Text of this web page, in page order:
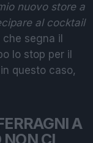
nuovo store a
al cocktail
che segna il
lo stop per il
questo caso,
A